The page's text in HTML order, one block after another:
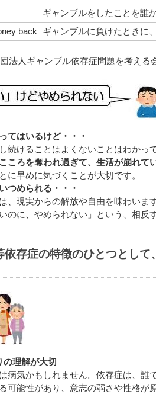
ギャンブルをしたことを誰
back ギャンブルに負けたときに
法人ギャンブル依存症問題を考える
てはいるけど・・・
続けることはよくないことはわかっ
ころを奪われ過ぎて、生活が崩れて
に早めに気づくことが大切です。
つめられる・・・
、現実からの解放や自由を味わい
のに、やめられない」という、相
依存症の特徴のひとつとし
の理解が大切
病気かもしれません。依存症は、
可能性があり、意志の弱さや性格